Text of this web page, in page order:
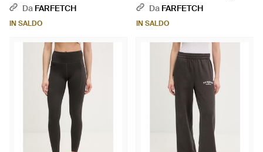
Discovery Leopardato - Nero
Da FARFETCH
IN SALDO
NeroDa FARFETCH
IN SALDO